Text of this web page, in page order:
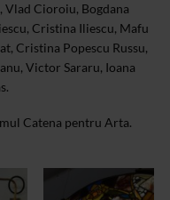
Vlad Cioroiu, Bogdana
Cristina Iliescu, Mafu
Cristina Popescu Russu,
Victor Sararu, Ioana
Catena pentru Arta.